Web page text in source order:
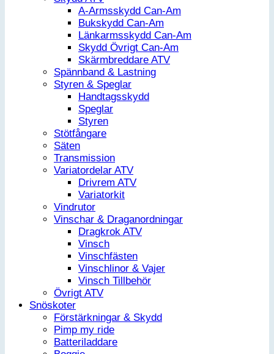
A-Armsskydd Can-Am
Bukskydd Can-Am
Länkarmsskydd Can-Am
Skydd Övrigt Can-Am
Skärmbreddare ATV
Spännband & Lastning
Styren & Speglar
Handtagsskydd
Speglar
Styren
Stötfångare
Säten
Transmission
Variatordelar ATV
Drivrem ATV
Variatorkit
Vindrutor
Vinschar & Draganordningar
Dragkrok ATV
Vinsch
Vinschfästen
Vinschlinor & Vajer
Vinsch Tillbehör
Övrigt ATV
Snöskoter
Förstärkningar & Skydd
Pimp my ride
Batteriladdare